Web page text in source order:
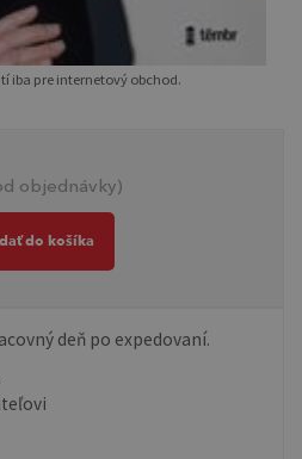
iba pre internetový obchod.
objednávky)
do košíka
deň po expedovaní.